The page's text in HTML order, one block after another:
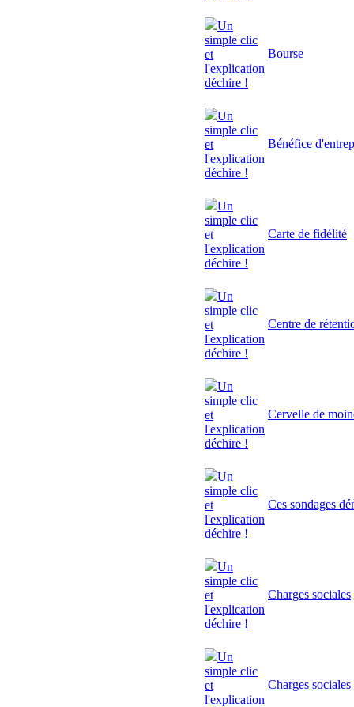
Un
simple clic
et
l'explication
déchire !
Bourse
Un
simple clic
et
l'explication
déchire !
Bénéfice
Un
simple clic
et
l'explication
déchire !
Carte de fidélité
Un
simple clic
et
l'explication
déchire !
Centre de
Un
simple clic
et
l'explication
déchire !
Cervelle de
Un
simple clic
et
l'explication
déchire !
Ces sondages
Un
simple clic
et
l'explication
déchire !
Charges sociales
Un
simple clic
et
l'explication
Charges sociales